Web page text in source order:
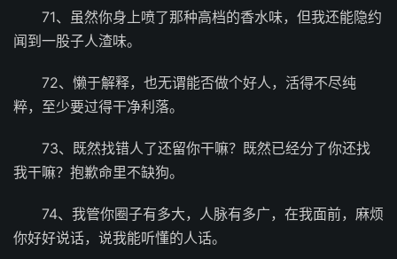
71、虽然你身上喷了那种高档的香水味，但我还能隐约
闻到一股子人渣味。
72、懒于解释，也无谓能否做个好人，活得不尽纯
粹，至少要过得干净利落。
73、既然找错人了还留你干嘛？既然已经分了你还找
我干嘛？抱歉命里不缺狗。
74、我管你圈子有多大，人脉有多广，在我面前，麻烦
你好好说话，说我能听懂的人话。